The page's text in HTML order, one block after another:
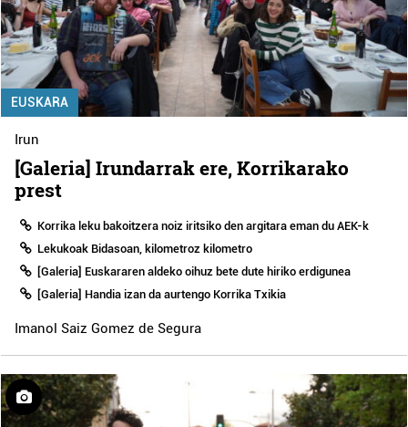
EUSKARA
Irun
[Galeria] Irundarrak ere, Korrikarako
prest
Korrika leku bakoitzera noiz iritsiko den argitara eman du AEK-k
Lekukoak Bidasoan, kilometroz kilometro
[Galeria] Euskararen aldeko oihuz bete dute hiriko erdigunea
[Galeria] Handia izan da aurtengo Korrika Txikia
Imanol Saiz Gomez de Segura